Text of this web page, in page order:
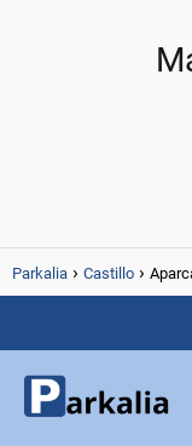
Parkalia Castillo